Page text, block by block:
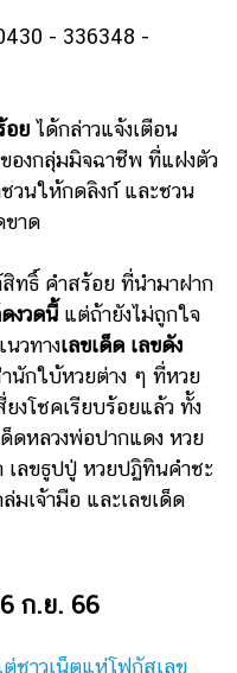
- 336348 -
อย ได้กล่าวแจ้งเตือน
องกลุ่มมิจฉาชีพ ที่แฝงตัว
วนให้กดลิงก์ และชวน
ขาด
ทธิ์ คำสร้อย ที่นำมาฝาก
งวดนี้แต่ถ้ายังไม่ถูกใจ
นวทางเลขเด็ด เลขดัง
นักใบ้หวยต่าง ๆ ที่หวย
ยงโชคเรียบร้อยแล้ว ทั้ง
ดหลวงพ่อปากแดง หวย
เลขธูปปู่ หวยปฏิทินคำชะ
มเจ้ามือ และเลขเด็ด
ก.ย. 66
ชาวเน็ตแห่โฟกัสเลข